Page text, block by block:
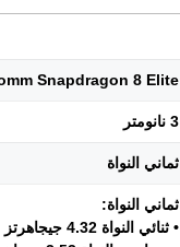
Snapdragon 8 Elite
3 نانومتر
ثماني النواة
ثماني النواة:
• ثنائي النواة 4.32 جيجاهرتز